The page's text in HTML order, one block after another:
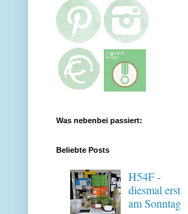
Was nebenbei passiert:
Beliebte Posts
H54F -
diesmal erst
am Sonntag